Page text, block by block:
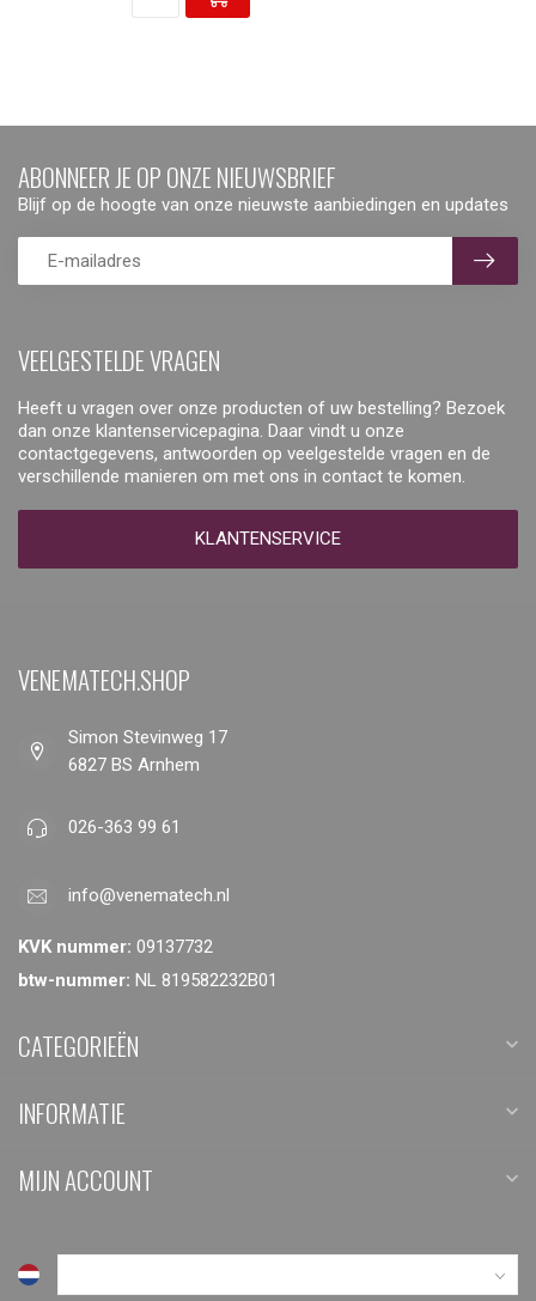
VEELGESTELDE VRAGEN
Heeft u vragen over onze producten of uw bestelling? Bezoek
dan onze klantenservicepagina. Daar vindt u onze
contactgegevens, antwoorden op veelgestelde vragen en de
verschillende manieren om met ons in contact te komen.
KLANTENSERVICE
ABONNEER JE OP ONZE NIEUWSBRIEF
Blijf op de hoogte van onze nieuwste aanbiedingen en updates
VENEMATECH.SHOP
Simon Stevinweg 17
6827 BS Arnhem
026-363 99 61
info@venematech.nl
KVK nummer: 09137732
btw-nummer: NL 819582232B01
CATEGORIEËN
INFORMATIE
MIJN ACCOUNT